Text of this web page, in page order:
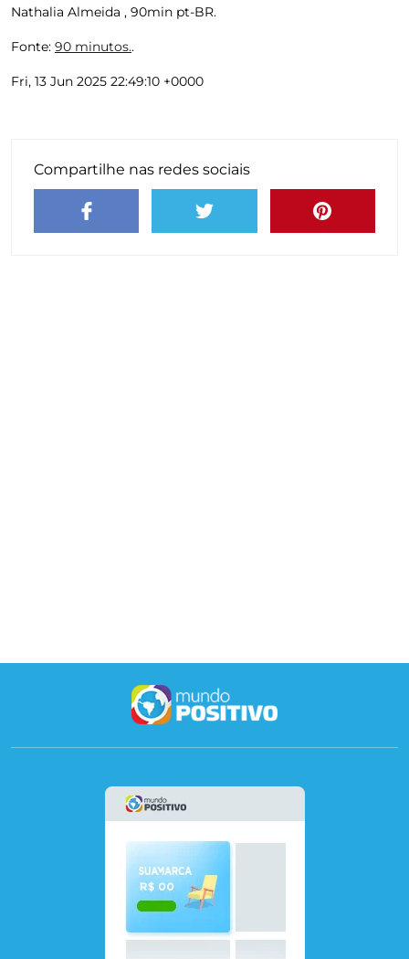
Nathalia Almeida , 90min pt-BR.
Fonte: 90 minutos..
Fri, 13 Jun 2025 22:49:10 +0000
Compartilhe nas redes sociais